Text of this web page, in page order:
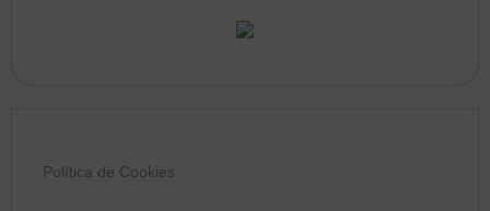
Política de Cookies